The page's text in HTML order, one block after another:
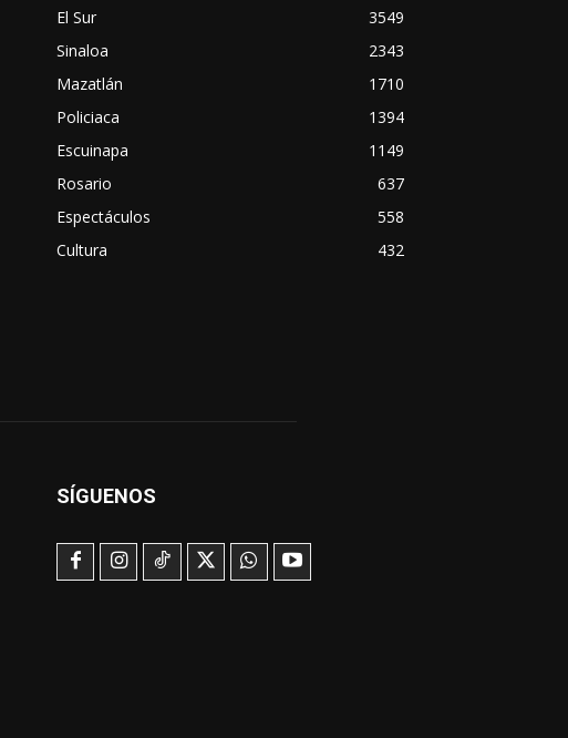
El Sur
3549
Sinaloa
2343
Mazatlán
1710
Policiaca
1394
Escuinapa
1149
Rosario
637
Espectáculos
558
Cultura
432
SÍGUENOS